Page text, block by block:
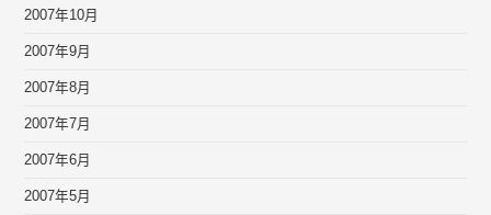
2007年10月
2007年9月
2007年8月
2007年7月
2007年6月
2007年5月